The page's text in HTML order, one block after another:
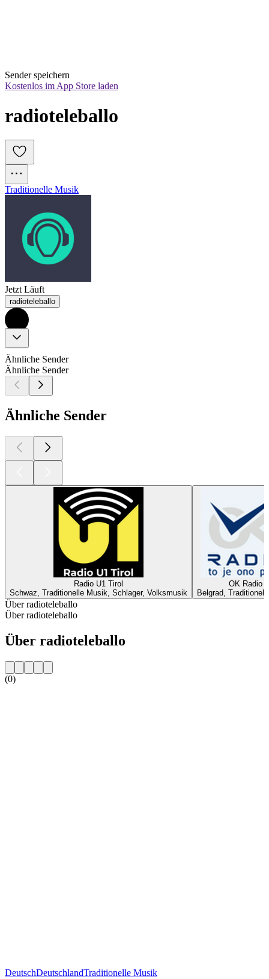
Sender speichern
Kostenlos im App Store laden
radioteleballo
Traditionelle Musik
Jetzt Läuft
radioteleballo
Ähnliche Sender
Ähnliche Sender
Ähnliche Sender
Radio U1 Tirol
Schwaz, Traditionelle Musik, Schlager, Volksmusik
OK Radio
Belgrad,
Über radioteleballo
Über radioteleballo
Über radioteleballo
(0)
DeutschDeutschlandTraditionelle Musik